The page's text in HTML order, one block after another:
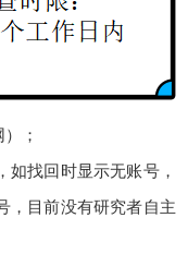
）；
如找回时显示无账号，
，目前没有研究者自主